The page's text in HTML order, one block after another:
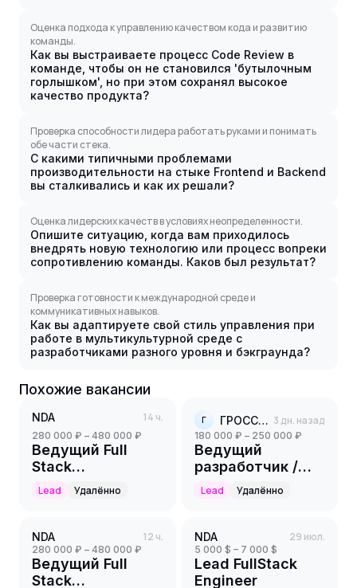
Оценка подхода к управлению качеством кода и развитию
команды.
Как вы выстраиваете процесс Code Review в
команде, чтобы он не становился 'бутылочным
горлышком', но при этом сохранял высокое
качество продукта?
Проверка способности лидера работать руками и понимать
обе части стека.
С какими типичными проблемами
производительности на стыке Frontend и Backend
вы сталкивались и как их решали?
Оценка лидерских качеств в условиях неопределенности.
Опишите ситуацию, когда вам приходилось
внедрять новую технологию или процесс вопреки
сопротивлению команды. Каков был результат?
Проверка готовности к международной среде и
коммуникативных навыков.
Как вы адаптируете свой стиль управления при
работе в мультикультурной среде с
разработчиками разного уровня и бэкграунда?
Похожие вакансии
NDA 14 ч.
280 000 ₽ – 480 000 ₽
Ведущий Full
Stack
разработчик C#
+ Angular + AI
Lead Удалённо
Г ГРОСССОФТ 3 дн. назад
180 000 ₽ – 250 000 ₽
Ведущий
разработчик /
Fullstack-
инженер (1С-
Lead Удалённо
NDA 12 ч.
280 000 ₽ – 480 000 ₽
Ведущий Full
Stack
NDA 29 июл.
5 000 $ – 7 000 $
Lead FullStack
Engineer